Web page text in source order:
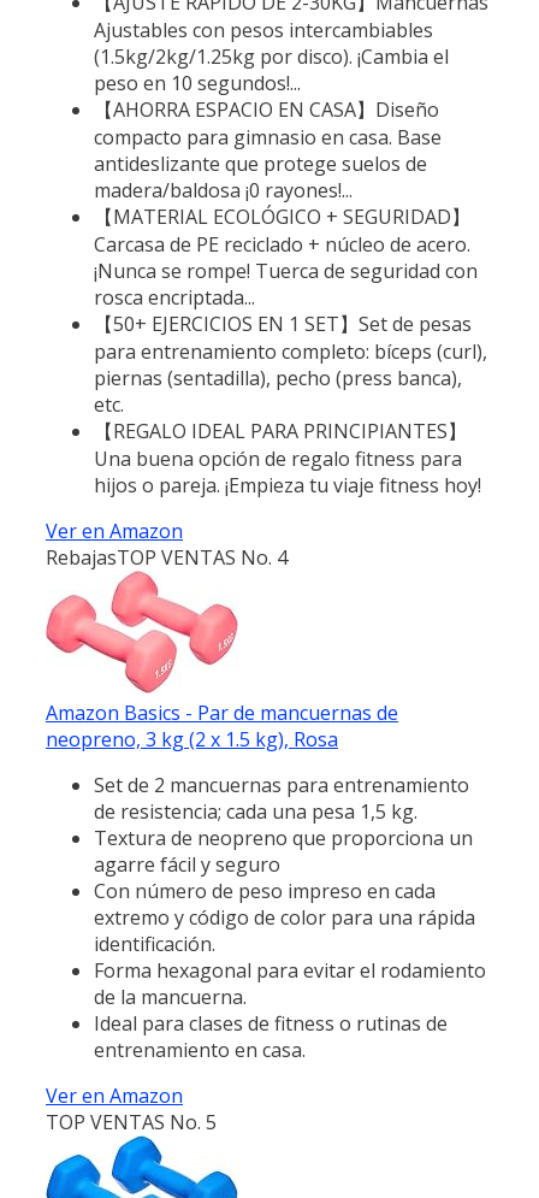
Ajustables con pesos intercambiables
(1.5kg/2kg/1.25kg por disco). ¡Cambia el
peso en 10 segundos!...
【AHORRA ESPACIO EN CASA】Diseño
compacto para gimnasio en casa. Base
antideslizante que protege suelos de
madera/baldosa ¡0 rayones!...
【MATERIAL ECOLÓGICO + SEGURIDAD】
Carcasa de PE reciclado + núcleo de acero.
¡Nunca se rompe! Tuerca de seguridad con
rosca encriptada...
【50+ EJERCICIOS EN 1 SET】Set de pesas
para entrenamiento completo: bíceps (curl),
piernas (sentadilla), pecho (press banca),
etc.
【REGALO IDEAL PARA PRINCIPIANTES】
Una buena opción de regalo fitness para
hijos o pareja. ¡Empieza tu viaje fitness hoy!
Ver en Amazon
RebajasTOP VENTAS No. 4
Amazon Basics - Par de mancuernas de
neopreno, 3 kg (2 x 1.5 kg), Rosa
Set de 2 mancuernas para entrenamiento
de resistencia; cada una pesa 1,5 kg.
Textura de neopreno que proporciona un
agarre fácil y seguro
Con número de peso impreso en cada
extremo y código de color para una rápida
identificación.
Forma hexagonal para evitar el rodamiento
de la mancuerna.
Ideal para clases de fitness o rutinas de
entrenamiento en casa.
Ver en Amazon
TOP VENTAS No. 5